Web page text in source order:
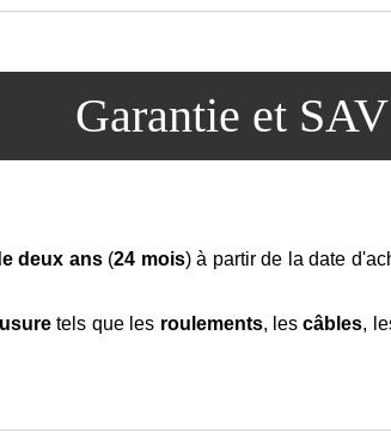
Garantie et SAV
deux ans(24 mois) à partir de la date
tels que les roulements, lescâbles,